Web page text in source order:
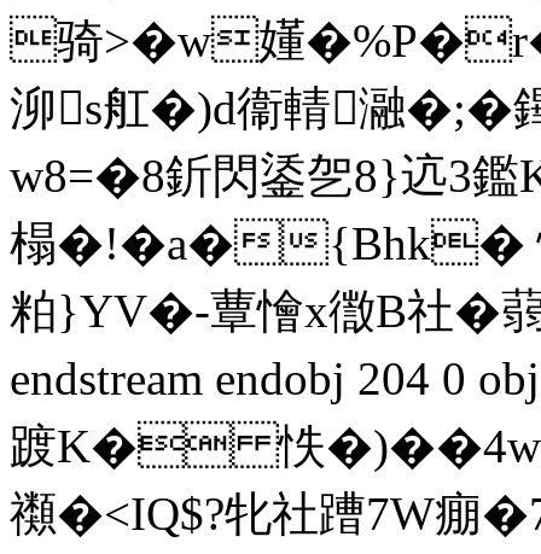
骑>�w嬞
泖s舡�)d衞輤瀜�;�
w8=�8釿閃鋈乫8}迒
榻�!�a�{Bhk�
粕}YV�-蕈懀x徾B社�
endstream endobj 204 0
踱K� 怢�)��4wQ
禷�<IQ$?牝社蹧7W痭